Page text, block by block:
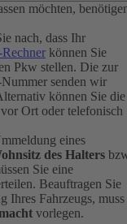
möchten,
nach, dass Ihr
können Sie
Pkw stellen. Die zur
senden wir
können Sie die
Ort oder telefonisch
eines
des Halters
Sie eine
Beauftragen Sie
Ihres Fahrzeugs, muss
vorlegen.